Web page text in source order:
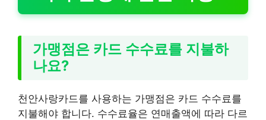
가맹점은 카드 수수료를 지불하
나요?
천안사랑카드를 사용하는 가맹점은 카드 수수료를
지불해야 합니다. 수수료율은 연매출액에 따라 다르